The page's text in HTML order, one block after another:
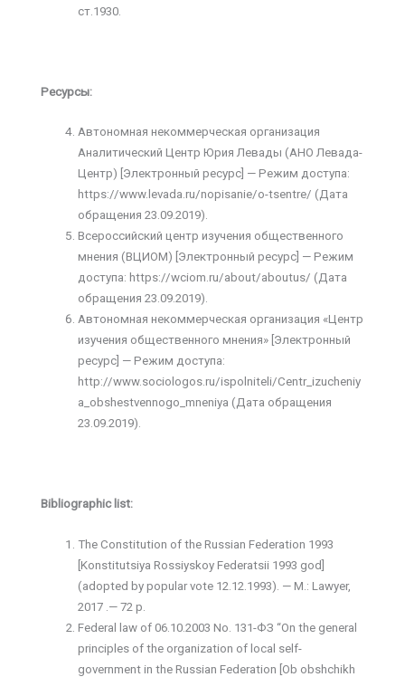
ст.1930.
Ресурсы:
Автономная некоммерческая организация
Аналитический Центр Юрия Левады (АНО Левада-
Центр) [Электронный ресурс] — Режим доступа:
https://www.levada.ru/nopisanie/o-tsentre/ (Дата
обращения 23.09.2019).
Всероссийский центр изучения общественного
мнения (ВЦИОМ) [Электронный ресурс] — Режим
доступа: https://wciom.ru/about/aboutus/ (Дата
обращения 23.09.2019).
Автономная некоммерческая организация «Центр
изучения общественного мнения» [Электронный
ресурс] — Режим доступа:
http://www.sociologos.ru/ispolniteli/Centr_izucheniy
a_obshestvennogo_mneniya (Дата обращения
23.09.2019).
Bibliographic list:
The Constitution of the Russian Federation 1993
[Konstitutsiya Rossiyskoy Federatsii 1993 god]
(adopted by popular vote 12.12.1993). — M.: Lawyer,
2017 .— 72 p.
Federal law of 06.10.2003 No. 131-ФЗ “On the general
principles of the organization of local self-
government in the Russian Federation [Ob obshchikh